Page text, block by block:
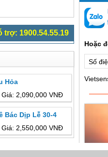
trợ: 1900.54.55.19
Hỏa
Giá: 2,090,000 VNĐ
Bác Dịp Lễ 30-4
Giá: 2,550,000 VNĐ